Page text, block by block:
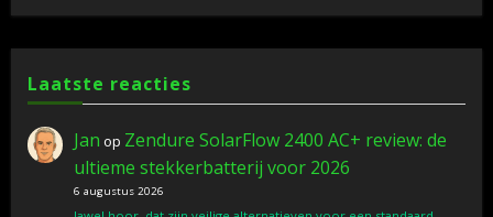
Laatste reacties
Jan op Zendure SolarFlow 2400 AC+ review: de
ultieme stekkerbatterij voor 2026
6 augustus 2026